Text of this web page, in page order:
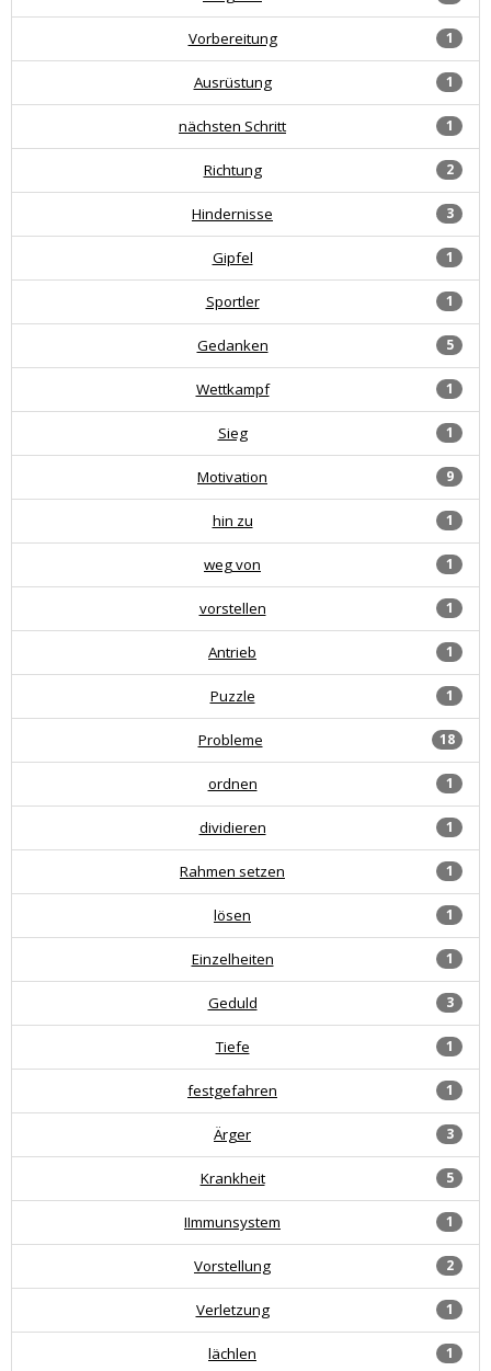
1
Vorbereitung
1
Ausrüstung
1
nächsten Schritt
2
Richtung
3
Hindernisse
1
Gipfel
1
Sportler
5
Gedanken
1
Wettkampf
1
Sieg
9
Motivation
1
hin zu
1
weg von
1
vorstellen
1
Antrieb
1
Puzzle
18
Probleme
1
ordnen
1
dividieren
1
Rahmen setzen
1
lösen
1
Einzelheiten
3
Geduld
1
Tiefe
1
festgefahren
3
Ärger
5
Krankheit
1
IImmunsystem
2
Vorstellung
1
Verletzung
1
lächlen